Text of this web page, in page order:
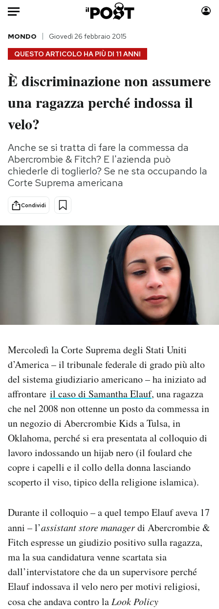
Auto
HOME
Italia
Politica
Tecnologia
Scienza
Cultura
Economia
Sport
Moda
Libri
Consumismi
Media
Europa
CALENDARIO
AREA PERSONALE
Area Personale
Hai bisogno di aiuto?
Esci
QUESTO ARTICOLO HA PIÙ DI 11 ANNI
MONDO Giovedì 26 febbraio 2015
È discriminazione non assumere
una ragazza perché indossa il
velo?
Anche se si tratta di fare la commessa da
Abercrombie & Fitch? E l'azienda può
chiederle di toglierlo? Se ne sta occupando la
Corte Suprema americana
Condividi
Mercoledì la Corte Suprema degli Stati Uniti
d’America – il tribunale federale di grado più alto
del sistema giudiziario americano – ha iniziato ad
affrontare il caso di Samantha Elauf, una ragazza
che nel 2008 non ottenne un posto da commessa in
un negozio di Abercrombie Kids a Tulsa, in
Oklahoma, perché si era presentata al colloquio di
lavoro indossando un hijab nero (il foulard che
copre i capelli e il collo della donna lasciando
scoperto il viso, tipico della religione islamica).
Durante il colloquio – a quel tempo Elauf aveva 17
anni – l’assistant store managerdi Abercrombie &
Fitch espresse un giudizio positivo sulla ragazza,
ma la sua candidatura venne scartata sia
dall’intervistatore che da un supervisore perché
Elauf indossava il velo nero per motivi religiosi,
cosa che andava contro laLook Policy